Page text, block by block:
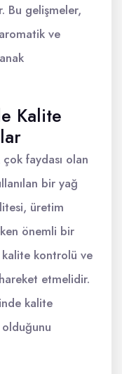
Bu gelişmeler,
ve
Kalite
çok faydası olan
bir yağ
üretim
önemli bir
kontrolü ve
etmelidir.
kalite